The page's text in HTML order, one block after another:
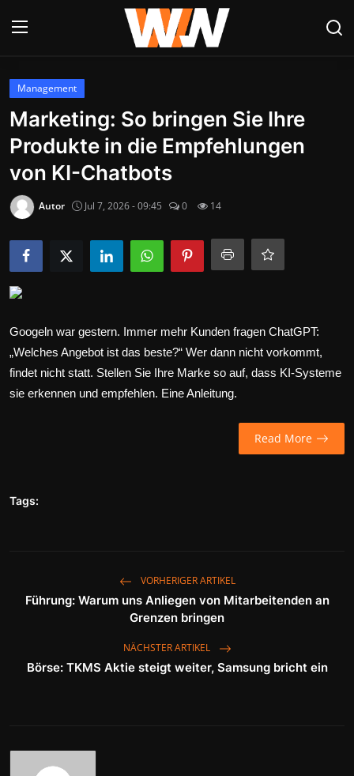
Anmelden
Datenschutzerklärung
Contact
Aktuelles
Kultur & Unterhaltung
Lifestyle & Gesellschaft
Tech & IT-Security
Wirtschaft
Management
Marketing: So bringen Sie Ihre
Produkte in die Empfehlungen
von KI-Chatbots
Autor Jul 7, 2026 - 09:45 0 14
Googeln war gestern. Immer mehr Kunden fragen ChatGPT:
„Welches Angebot ist das beste?“ Wer dann nicht vorkommt,
findet nicht statt. Stellen Sie Ihre Marke so auf, dass KI-Systeme
sie erkennen und empfehlen. Eine Anleitung.
Read More
Tags:
VORHERIGER ARTIKEL
Führung: Warum uns Anliegen von Mitarbeitenden an
Grenzen bringen
NÄCHSTER ARTIKEL
Börse: TKMS Aktie steigt weiter, Samsung bricht ein